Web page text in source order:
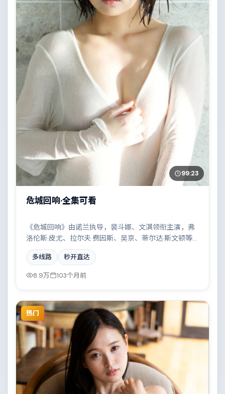
99:23
危城回响·全集可看
《危城回响》由诺兰执导，裴斗娜、文淇领衔主演，弗
洛伦斯·皮尤、拉尔夫·费因斯、吴京、蒂尔达·斯文顿等
实力加盟，是一部压抑张力的战争作品。故事主要发生
在德国，科技伦理与情感羁绊形成强烈对撞。影片在视
听语言与叙事节奏上均有突破，适合喜欢深度叙事的观
多线路 秒开直达
8.9万 103个月前
热门